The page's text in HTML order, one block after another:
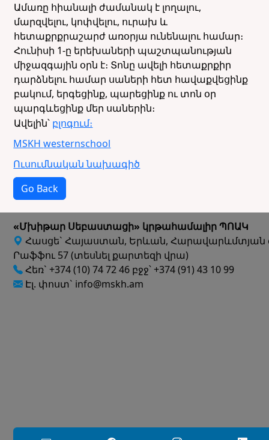
Ամառը հիանալի ժամանակ է լողալու,
մարզվելու, կոփվելու, ուրախ և
հետաքրքրաշարժ առօրյա ունենալու համար։
Հունիսի 1-ը երեխաների պաշտպանության
միջազգային օրն է։ Տոնը ավելի հետաքրքիր
դարձնելու համար սաների հետ հավաքվեցինք
բակում, երգեցինք, պարեցինք ու տոն օր
պարգևեցինք մեր սաներին։
Ավելին՝ բլոգում։
MSKHwesternschool
Ուսումնական նախագիծ
Go Back
«Մխիթար Սեբաստացի» կրթահամալիր ՊՈԱԿ
Հասցե` Հայաստան, Երևան, Հարավարևմտյան
Րաֆֆու 57 (տեսնել քարտեզի վրա)
Հեռ` +374 (10) 74 72 46 բջջ՝ +374 (91) 43 10 99
Էլ. փոստ` info@mskh.am